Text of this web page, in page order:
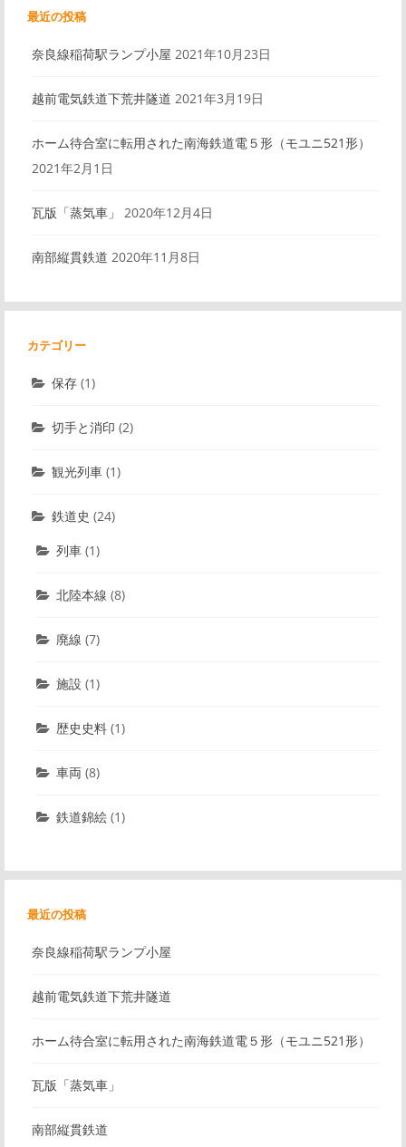
最近の投稿
奈良線稲荷駅ランプ小屋 2021年10月23日
越前電気鉄道下荒井隧道 2021年3月19日
ホーム待合室に転用された南海鉄道電５形（モユニ521形）
2021年2月1日
瓦版「蒸気車」 2020年12月4日
南部縦貫鉄道 2020年11月8日
カテゴリー
保存 (1)
切手と消印 (2)
観光列車 (1)
鉄道史 (24)
列車 (1)
北陸本線 (8)
廃線 (7)
施設 (1)
歴史史料 (1)
車両 (8)
鉄道錦絵 (1)
最近の投稿
奈良線稲荷駅ランプ小屋
越前電気鉄道下荒井隧道
ホーム待合室に転用された南海鉄道電５形（モユニ521形）
瓦版「蒸気車」
南部縦貫鉄道